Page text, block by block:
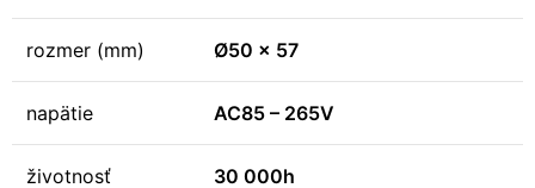
rozmer (mm) Ø50 x 57
napätie AC85 – 265V
životnosť 30 000h